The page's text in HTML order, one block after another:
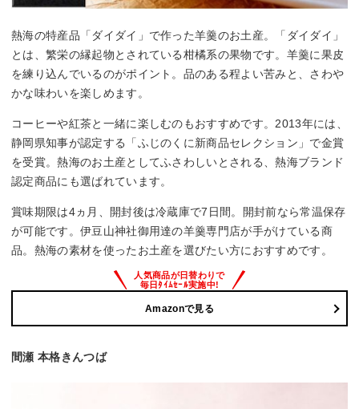
熱海の特産品「ダイダイ」で作った羊羹のお土産。「ダイダイ」
とは、繁栄の縁起物とされている柑橘系の果物です。羊羹に果皮
を練り込んでいるのがポイント。品のある程よい苦みと、さわや
かな味わいを楽しめます。
コーヒーや紅茶と一緒に楽しむのもおすすめです。2013年には、
静岡県知事が認定する「ふじのくに新商品セレクション」で金賞
を受賞。熱海のお土産としてふさわしいとされる、熱海ブランド
認定商品にも選ばれています。
賞味期限は4ヵ月、開封後は冷蔵庫で7日間。開封前なら常温保存
が可能です。伊豆山神社御用達の羊羹専門店が手がけている商
品。熱海の素材を使ったお土産を選びたい方におすすめです。
Amazonで見る
間瀬 本格きんつば